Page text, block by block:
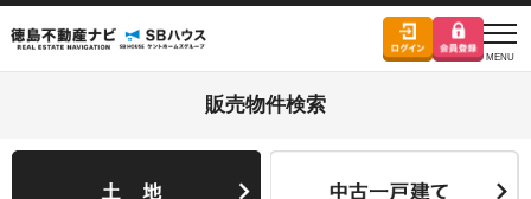
販売物件検索